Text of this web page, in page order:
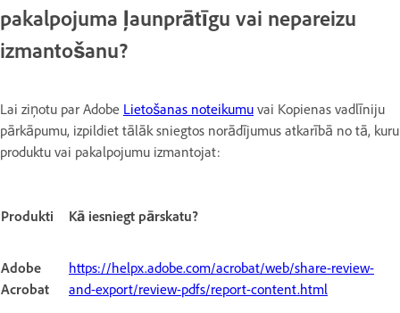
pakalpojuma ļaunprātīgu vai nepareizu
izmantošanu?
Lai ziņotu par Adobe Lietošanas noteikumu vai Kopienas vadlīniju
pārkāpumu, izpildiet tālāk sniegtos norādījumus atkarībā no tā, kuru
produktu vai pakalpojumu izmantojat:
Produkti Kā iesniegt pārskatu?
Adobe
Acrobat
https://helpx.adobe.com/acrobat/web/share-review-
and-export/review-pdfs/report-content.html